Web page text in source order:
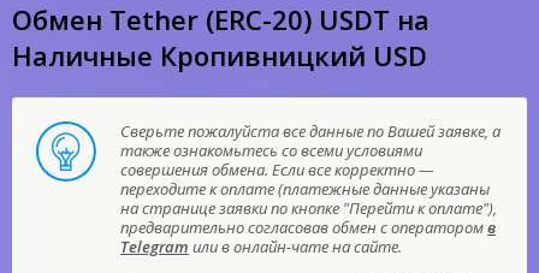
Обмен Tether (ERC-20) USDT на
Наличные Кропивницкий USD
Сверьте пожалуйста все данные по Вашей заявке, а
также ознакомьтесь со всеми условиями
совершения обмена. Если все корректно —
переходите к оплате (платежные данные указаны
на странице заявки по кнопке "Перейти к оплате"),
предварительно согласовав обмен с операторомв
Telegram или в онлайн-чате на сайте.